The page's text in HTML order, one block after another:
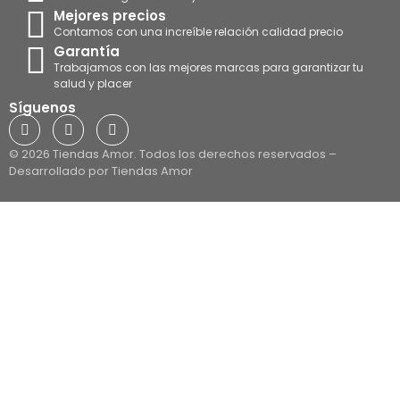
Mejores precios
Contamos con una increíble relación calidad precio
Garantía
Trabajamos con las mejores marcas para garantizar tu
salud y placer
Síguenos
© 2026 Tiendas Amor. Todos los derechos reservados –
Desarrollado por Tiendas Amor